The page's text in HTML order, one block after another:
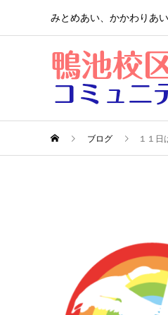
みとめあい、かかわりあ
ブログ １１日